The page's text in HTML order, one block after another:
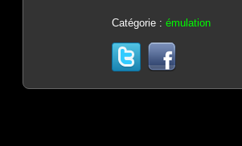
Catégorie : émulation